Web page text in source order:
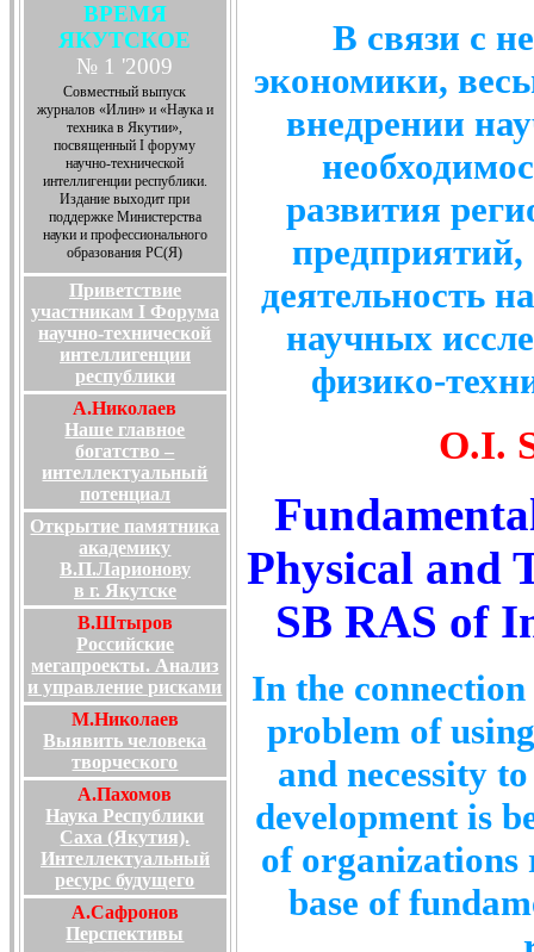
ВРЕМЯ
ЯКУТСКОЕ
№ 1 '2009
Совместный выпуск
журналов «Илин» и «Наука и
техника в Якутии»,
посвященный I форуму
научно-технической
интеллигенции республики.
Издание выходит при
поддержке Министерства
науки и профессионального
образования РС(Я)
Приветствие
участникам I Форума
научно-технической
интеллигенции
республики
А.Николаев
Наше главное
богатство –
интеллектуальный
потенциал
Открытие памятника
академику
В.П.Ларионову
в г. Якутске
В.Штыров
Российские
мегапроекты. Анализ
и управление рисками
М.Николаев
Выявить человека
творческого
А.Пахомов
Наука Республики
Саха (Якутия).
Интеллектуальный
ресурс будущего
А.Сафронов
Перспективы
В связи с
экономики,
внедрении
развития
деятельность
научных
физико-
O.I.
Physical and
SB RAS of
In the
problem of
and necessity
development is
of
base of